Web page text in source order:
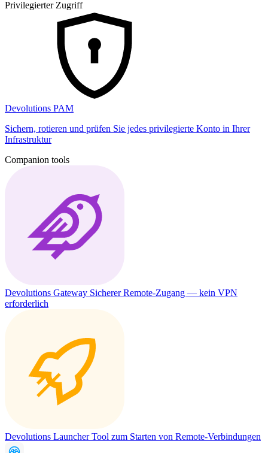
Privilegierter Zugriff
Devolutions PAM
Sichern, rotieren und prüfen Sie jedes privilegierte Konto in Ihrer
Infrastruktur
Companion tools
Devolutions Gateway Sicherer Remote-Zugang — kein VPN
erforderlich
Devolutions LauncherTool zum Starten von Remote-Verbindungen